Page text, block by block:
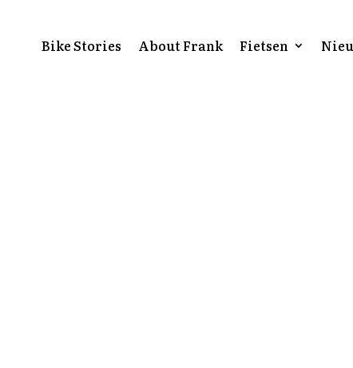
Bike Stories About Frank Fietsen